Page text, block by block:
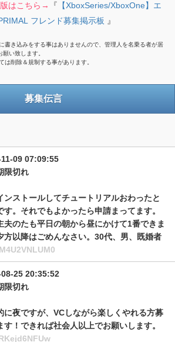
はこちら→
『 【XboxSeries/XboxOne】エ
フレンド募集掲示板 』
書き込みをする事はありませんので、管理人を名乗る者が居
い致します。
削除＆規制する事があります。
募集伝言
09 07:09:55
限切れ
ンストールしてチュートリアルおわったと
す。それでもよかったら申請まってます。
夫のたも平日の朝から昼にかけて1番できま
方以降はごめんなさい。30代、男、既婚者
25 20:35:52
限切れ
に夜ですが、VCしながら楽しくやれる方募
す！できれば社会人以上でお願いします。